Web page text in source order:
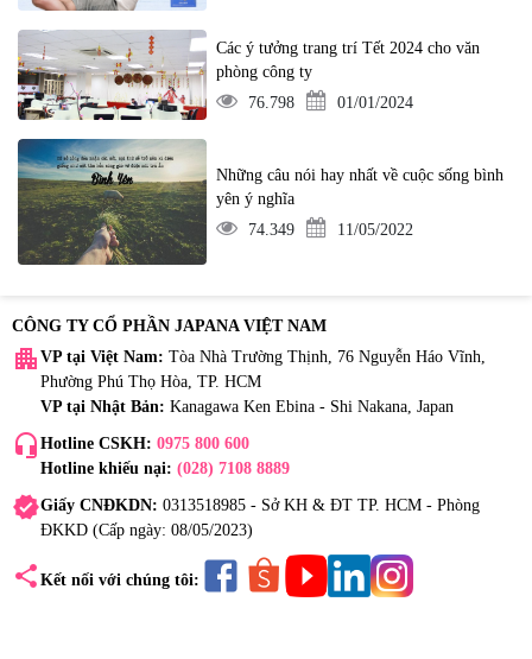
Các ý tưởng trang trí Tết 2024 cho văn
phòng công ty
76.798
01/01/2024
Những câu nói hay nhất về cuộc sống bình
yên ý nghĩa
74.349
11/05/2022
CÔNG TY CỔ PHẦN JAPANA VIỆT NAM
apartment VP tại Việt Nam: Tòa Nhà Trường Thịnh, 76 Nguyễn Háo Vĩnh,
Phường Phú Thọ Hòa, TP. HCM
VP tại Nhật Bản: Kanagawa Ken Ebina - Shi Nakana, Japan
headset_mic Hotline CSKH: 0975 800 600
Hotline khiếu nại: (028) 7108 8889
verifiedGiấy CNĐKDN: 0313518985 - Sở KH & ĐT TP. HCM - Phòng
ĐKKD (Cấp ngày: 08/05/2023)
share Kết nối với chúng tôi: